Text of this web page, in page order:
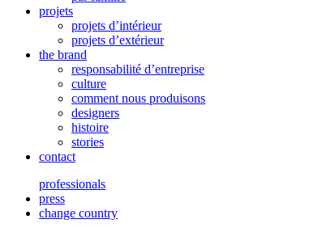
projets
projets d’intérieur
projets d’extérieur
the brand
responsabilité d’entreprise
culture
comment nous produisons
designers
histoire
stories
contact
professionals
press
change country